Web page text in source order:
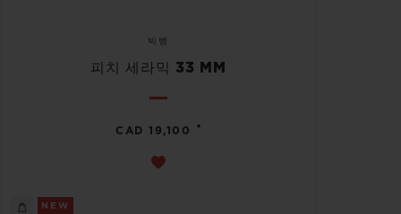
빅뱅
피치 세라믹 33 MM
CAD 19,100 •
NEW